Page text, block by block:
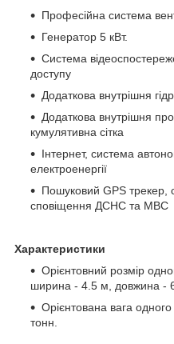
Професійна система
Генератор 5 кВт.
Система
доступу
Додаткова внутрішня
Додаткова внутрішня
кумулятивна сітка
Інтернет, система
електроенергії
Пошуковий GPS трекер,
сповіщення ДСНС та МВС
Характеристики
Орієнтовний розмір
ширина - 4.5 м, довжина -
Орієнтована вага
тонн.